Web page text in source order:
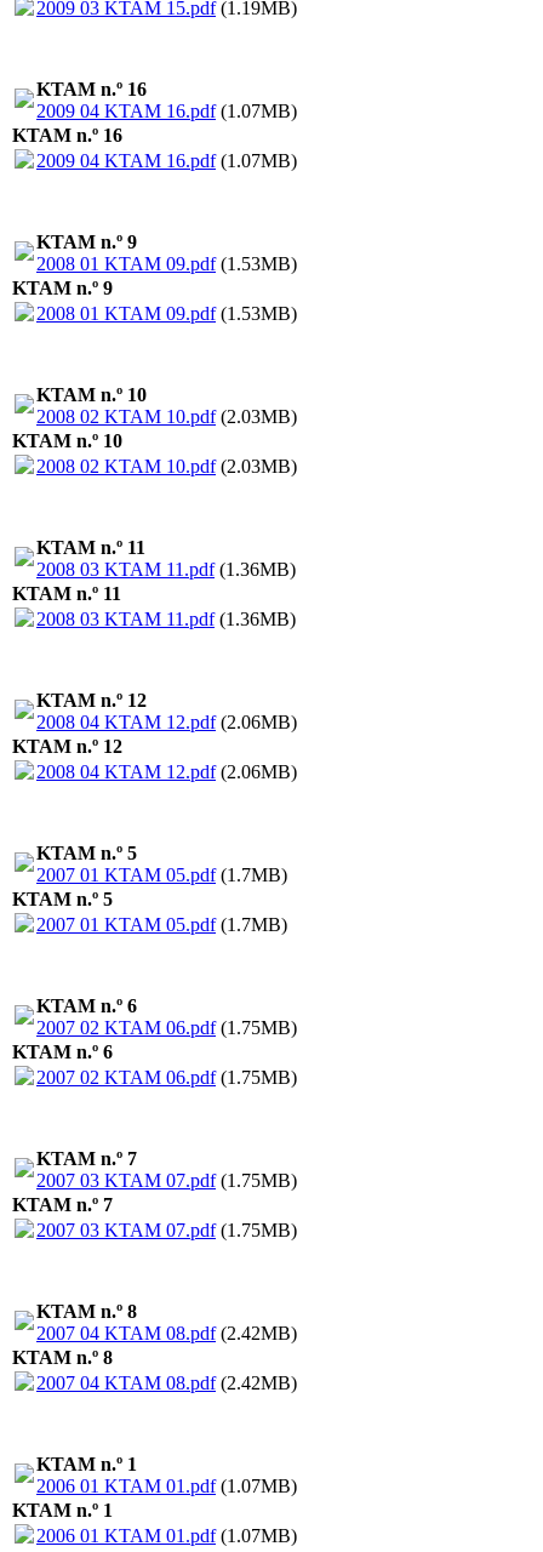
2009 03 KTAM 15.pdf(1.19MB)
KTAM n.º 16
2009 04 KTAM 16.pdf(1.07MB)
KTAM n.º 16
2009 04 KTAM 16.pdf(1.07MB)
KTAM n.º 9
2008 01 KTAM 09.pdf(1.53MB)
KTAM n.º 9
2008 01 KTAM 09.pdf(1.53MB)
KTAM n.º 10
2008 02 KTAM 10.pdf(2.03MB)
KTAM n.º 10
2008 02 KTAM 10.pdf(2.03MB)
KTAM n.º 11
2008 03 KTAM 11.pdf(1.36MB)
KTAM n.º 11
2008 03 KTAM 11.pdf(1.36MB)
KTAM n.º 12
2008 04 KTAM 12.pdf(2.06MB)
KTAM n.º 12
2008 04 KTAM 12.pdf(2.06MB)
KTAM n.º 5
2007 01 KTAM 05.pdf(1.7MB)
KTAM n.º 5
2007 01 KTAM 05.pdf(1.7MB)
KTAM n.º 6
2007 02 KTAM 06.pdf(1.75MB)
KTAM n.º 6
2007 02 KTAM 06.pdf(1.75MB)
KTAM n.º 7
2007 03 KTAM 07.pdf(1.75MB)
KTAM n.º 7
2007 03 KTAM 07.pdf(1.75MB)
KTAM n.º 8
2007 04 KTAM 08.pdf(2.42MB)
KTAM n.º 8
2007 04 KTAM 08.pdf(2.42MB)
KTAM n.º 1
2006 01 KTAM 01.pdf(1.07MB)
KTAM n.º 1
2006 01 KTAM 01.pdf(1.07MB)